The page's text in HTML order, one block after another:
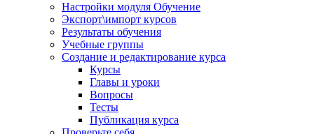
Настройки модуля Обучение
Экспорт\импорт курсов
Результаты обучения
Учебные группы
Создание и редактирование курса
Курсы
Главы и уроки
Вопросы
Тесты
Публикация курса